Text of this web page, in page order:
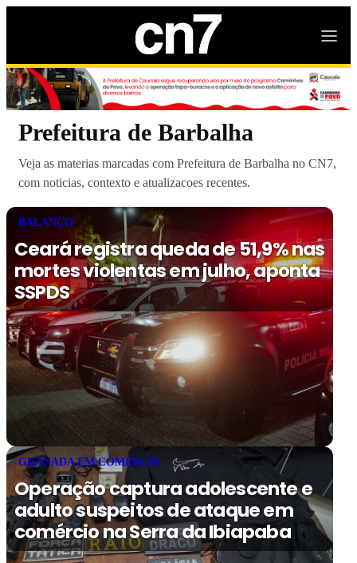
Prefeitura de Barbalha
Veja as materias marcadas com Prefeitura de Barbalha no CN7,
com noticias, contexto e atualizacoes recentes.
BALANÇO
Ceará registra queda de 51,9% nas
mortes violentas em julho, aponta
SSPDS
GRANADA EM COMÉRCIO
Operação captura adolescente e
adulto suspeitos de ataque em
comércio na Serra da Ibiapaba